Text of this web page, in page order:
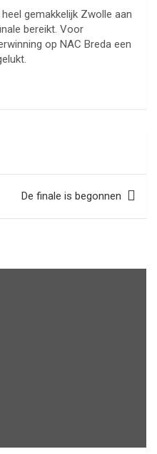
gemakkelijk Zwolle aan
bereikt. Voor
op NAC Breda een
De finale is begonnen